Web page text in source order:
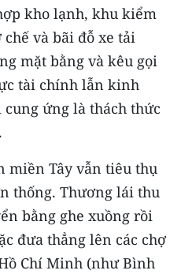
kho lạnh, khu kiểm
và bãi đỗ xe tải
mặt bằng và kêu gọi
tài chính lẫn kinh
ứng là thách thức
miền Tây vẫn tiêu thụ
thống. Thương lái thu
bằng ghe xuồng rồi
đưa thẳng lên các chợ
Chí Minh (như Bình